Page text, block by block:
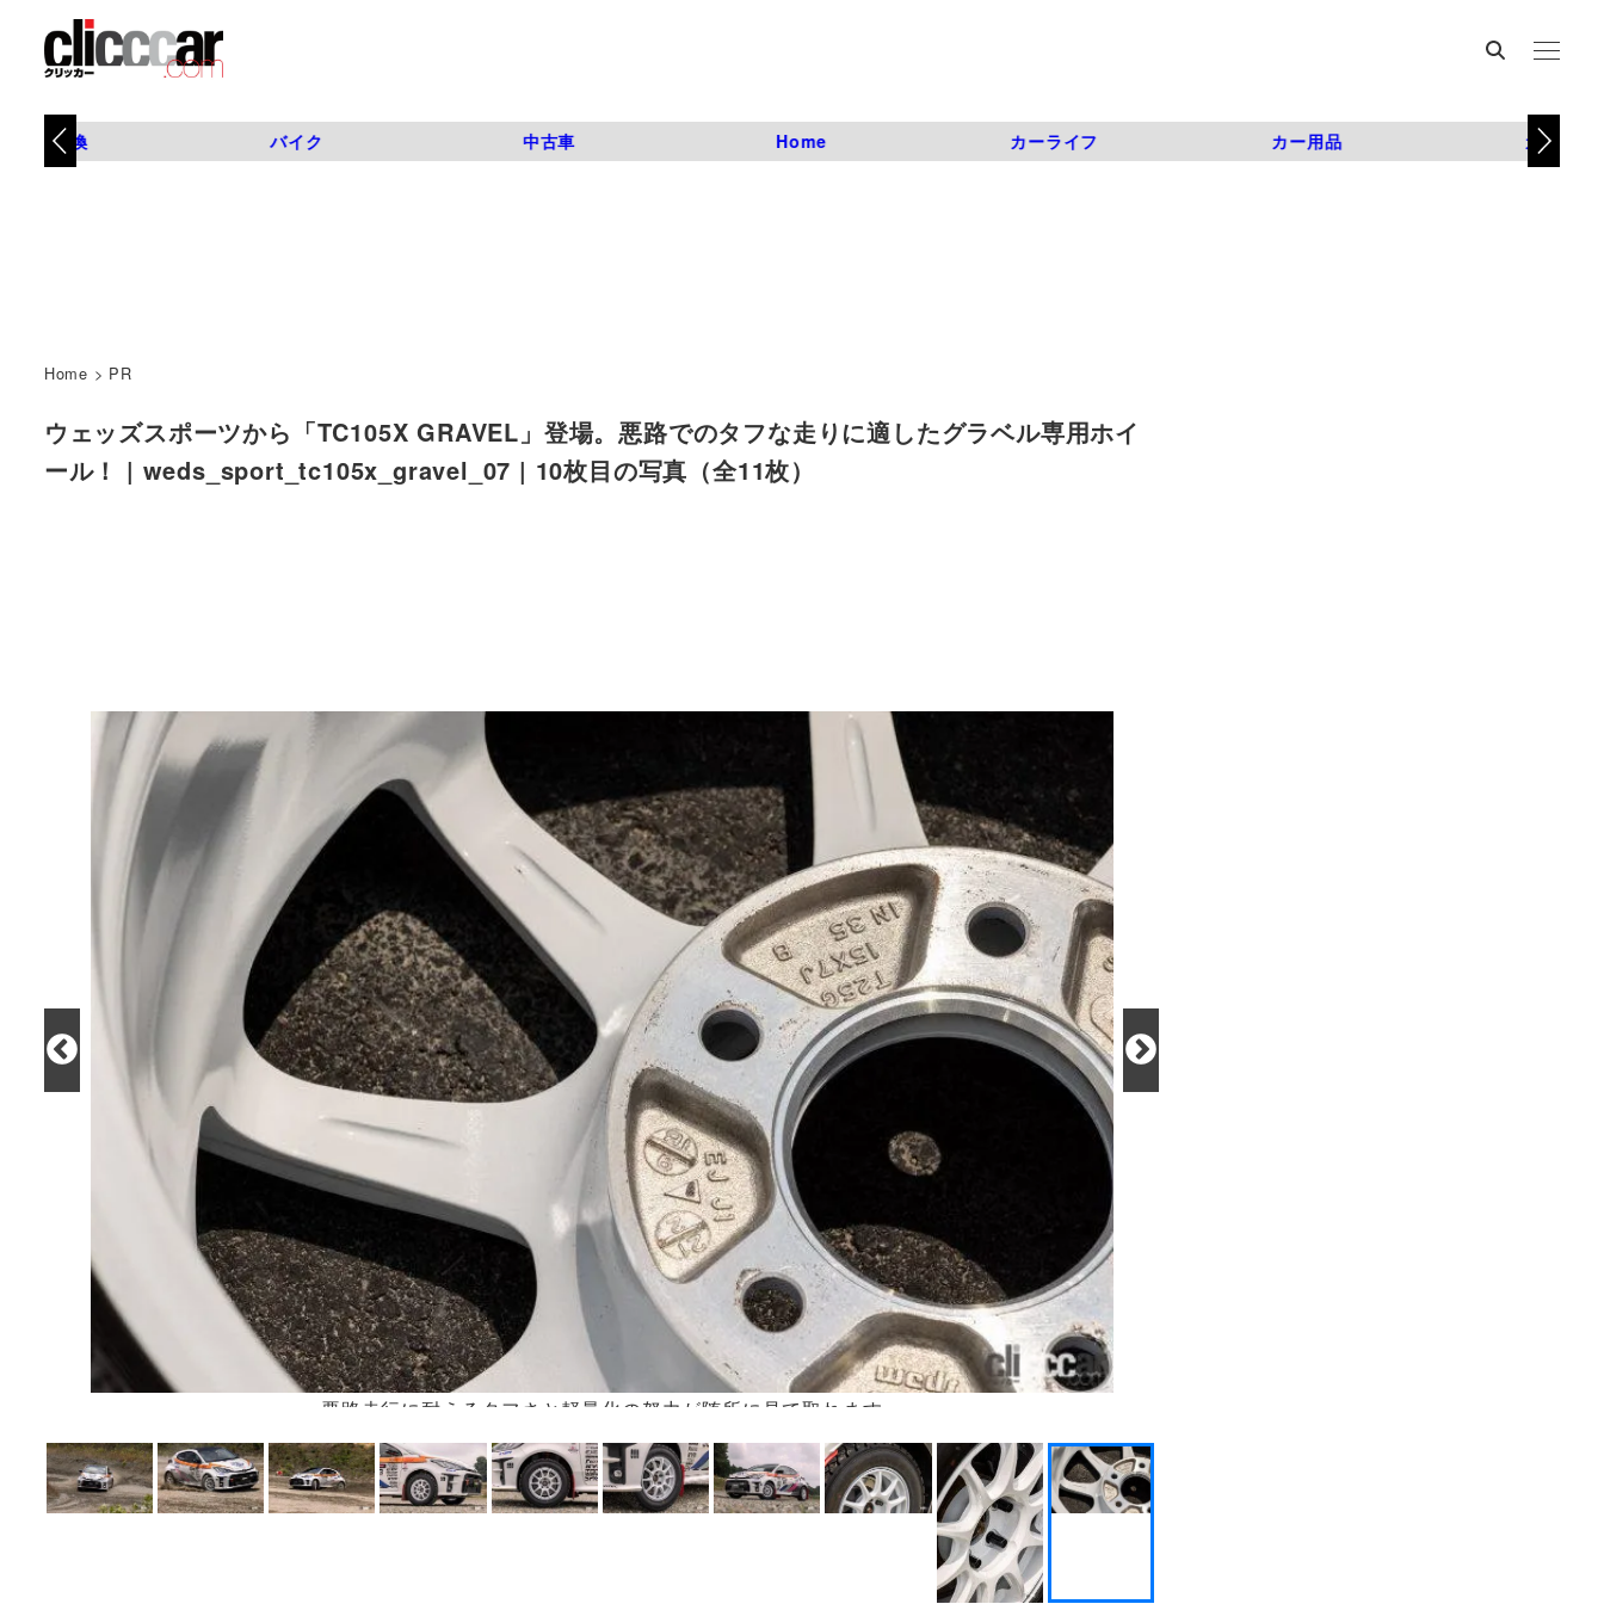
タイヤ交換 バイク 中古車 Home カーライフ カー用品 カスタム
Home > PR
ウェッズスポーツから「TC105X GRAVEL」登場。悪路でのタフな走りに適したグラベル専用ホイ
ール！ | weds_sport_tc105x_gravel_07 | 10枚目の写真（全11枚）
悪路走行に耐えるタフさと軽量化の努力が随所に見て取れます